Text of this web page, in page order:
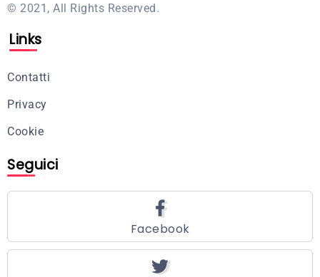
© 2021, All Rights Reserved.
Links
Contatti
Privacy
Cookie
Seguici
Facebook